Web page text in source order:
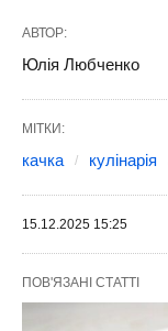
АВТОР:
Юлія Любченко
МІТКИ:
качка кулінарія
15.12.2025 15:25
ПОВ'ЯЗАНІ СТАТТІ